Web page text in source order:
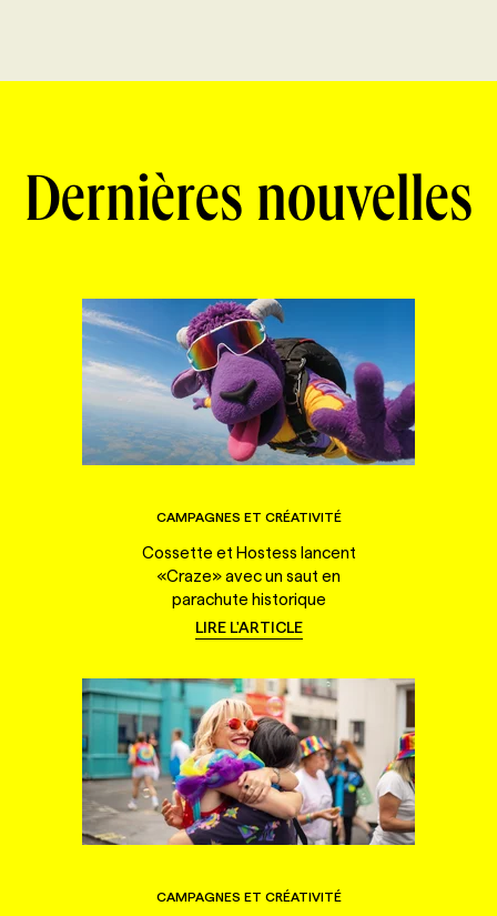
Dernières nouvelles
CAMPAGNES ET CRÉATIVITÉ
Cossette et Hostess lancent
«Craze» avec un saut en
parachute historique
LIRE L'ARTICLE
CAMPAGNES ET CRÉATIVITÉ